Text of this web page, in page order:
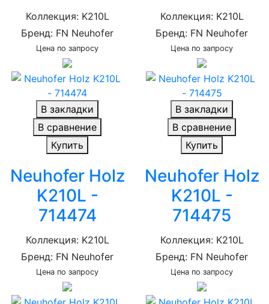
Коллекция: K210L
Бренд: FN Neuhofer
Цена по запросу
Коллекция: K210L
Бренд: FN Neuhofer
Цена по запросу
В закладки
В сравнение
Купить
Neuhofer Holz
K210L -
714474
Коллекция: K210L
Бренд: FN Neuhofer
Цена по запросу
В закладки
В сравнение
Купить
Neuhofer Holz
K210L -
714475
Коллекция: K210L
Бренд: FN Neuhofer
Цена по запросу